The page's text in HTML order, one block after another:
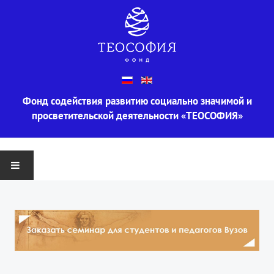
Фонд содействия развитию социально значимой и
просветительской деятельности «ТЕОСОФИЯ»
О ФОНДЕ
Информация